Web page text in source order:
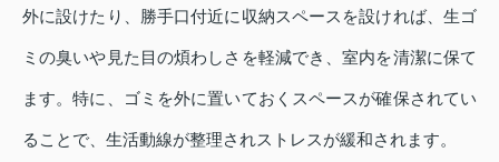
外に設けたり、勝手口付近に収納スペースを設ければ、生ゴ
ミの臭いや見た目の煩わしさを軽減でき、室内を清潔に保て
ます。特に、ゴミを外に置いておくスペースが確保されてい
ることで、生活動線が整理されストレスが緩和されます。